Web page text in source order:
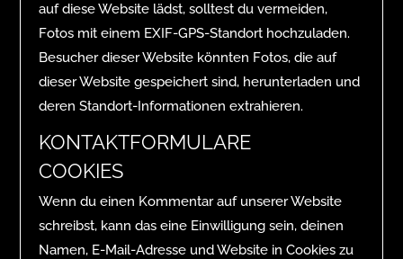
auf diese Website lädst, solltest du vermeiden,
Fotos mit einem EXIF-GPS-Standort hochzuladen.
Besucher dieser Website könnten Fotos, die auf
dieser Website gespeichert sind, herunterladen und
deren Standort-Informationen extrahieren.
KONTAKTFORMULARE
COOKIES
Wenn du einen Kommentar auf unserer Website
schreibst, kann das eine Einwilligung sein, deinen
Namen, E-Mail-Adresse und Website in Cookies zu